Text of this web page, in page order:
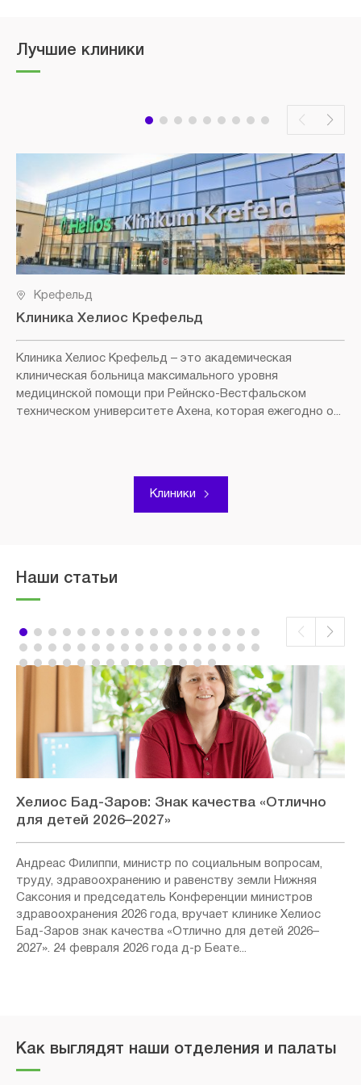
Лучшие клиники
Крефельд
Клиника Хелиос Крефельд
Клиника Хелиос Крефельд – это академическая
клиническая больница максимального уровня
медицинской помощи при Рейнско-Вестфальском
техническом университете Ахена, которая ежегодно о...
Клиники
Наши статьи
Хелиос Бад-Заров: Знак качества «Отлично
для детей 2026–2027»
Андреас Филиппи, министр по социальным вопросам,
труду, здравоохранению и равенству земли Нижняя
Саксония и председатель Конференции министров
здравоохранения 2026 года, вручает клинике Хелиос
Бад-Заров знак качества «Отлично для детей 2026–
2027». 24 февраля 2026 года д-р Беате...
Как выглядят наши отделения и палаты